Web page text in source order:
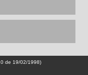
de 19/02/1998)